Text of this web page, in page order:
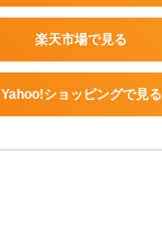
楽天市場で見る
Yahoo!ショッピングで見る